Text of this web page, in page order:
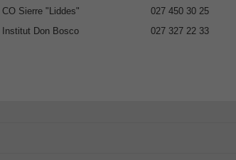
CO Sierre "Liddes"
027 450 30 25
Institut Don Bosco
027 327 22 33